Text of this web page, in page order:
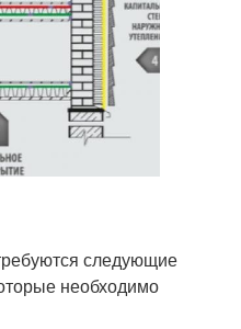
следующие
необходимо